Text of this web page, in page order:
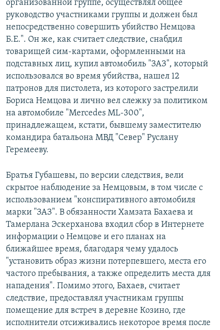
организованной группе, осуществлял общее
руководство участниками группы и должен был
непосредственно совершить убийство Немцова
Б.Е.". Он же, как считает следствие, снабдил
товарищей сим-картами, оформленными на
подставных лиц, купил автомобиль "ЗАЗ", который
использовался во время убийства, нашел 12
патронов для пистолета, из которого застрелили
Бориса Немцова и лично вел слежку за политиком
на автомобиле "Mercedes ML-300",
принадлежащем, кстати, бывшему заместителю
командира батальона МВД "Север" Руслану
Геремееву.
Братья Губашевы, по версии следствия, вели
скрытое наблюдение за Немцовым, в том числе с
использованием "конспиративного автомобиля
марки "ЗАЗ". В обязанности Хамзата Бахаева и
Тамерлана Эскерханова входил сбор в Интернете
информации о Немцове и его планах на
ближайшее время, благодаря чему удалось
"установить образ жизни потерпевшего, места его
частого пребывания, а также определить места для
нападения". Помимо этого, Бахаев, считает
следствие, предоставлял участникам группы
помещение для встреч в деревне Козино, где
исполнители отсиживались некоторое время после